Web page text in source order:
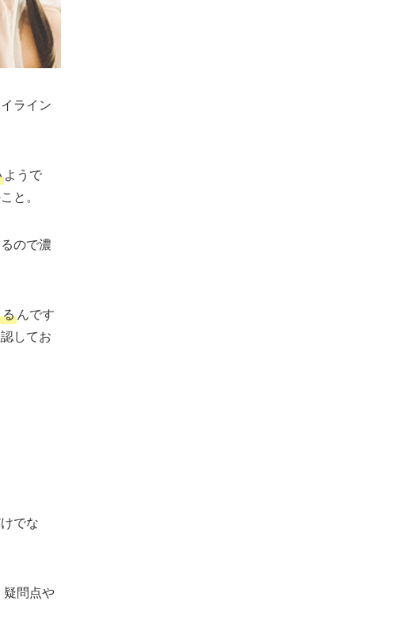
ライン
ようで
と。
ので濃
んです
してお
でな
疑問点や